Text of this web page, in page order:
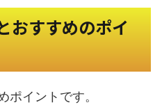
おすすめのポイ
ポイントです。